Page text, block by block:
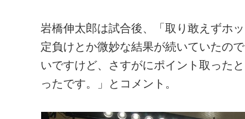
岩橋伸太郎は試合後、「取り敢えずホ
定負けとか微妙な結果が続いていたの
いですけど、さすがにポイント取った
ったです。」とコメント。